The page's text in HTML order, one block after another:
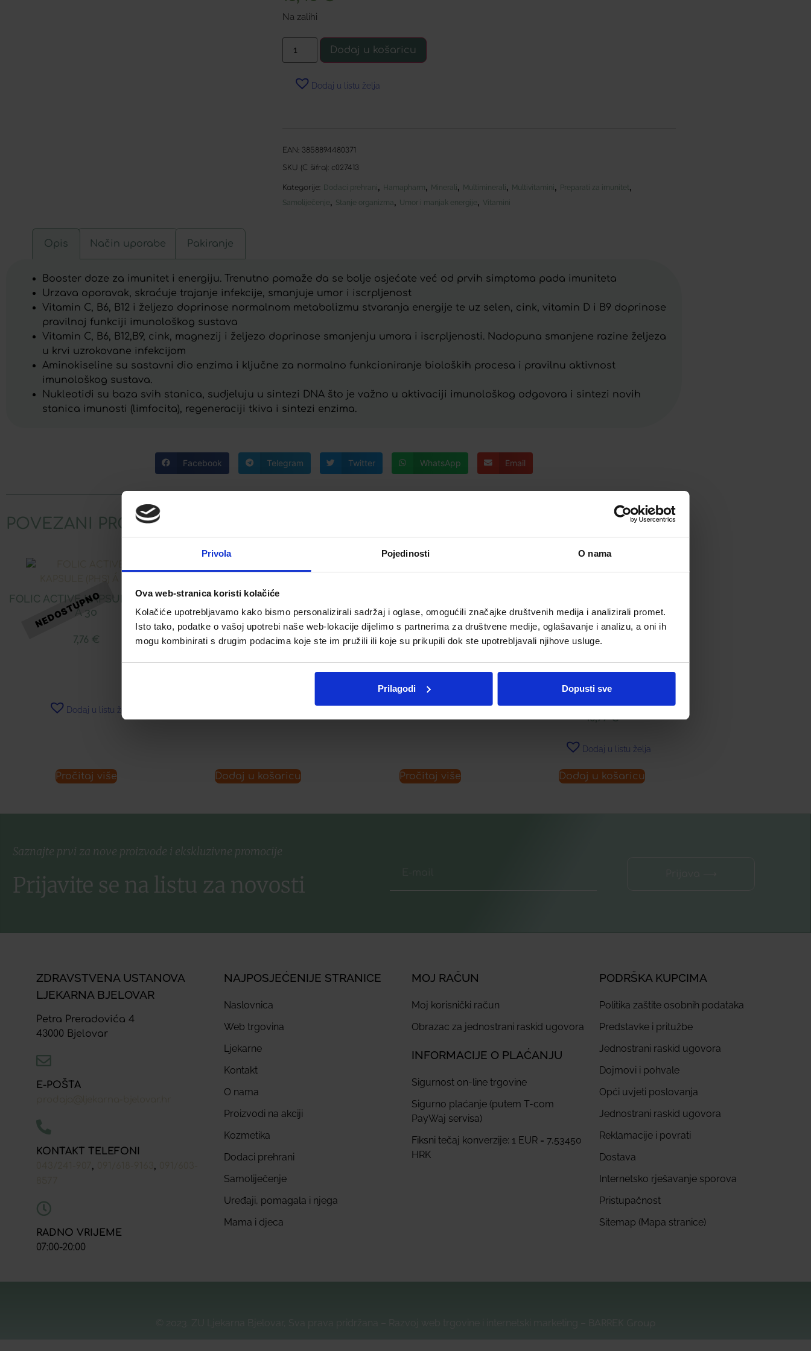
Privola Pojedinosti O nama
Ova web-stranica koristi kolačiće
Kolačiće upotrebljavamo kako bismo personalizirali sadržaj i oglase, omogućili značajke društvenih medija i analizirali promet.
Isto tako, podatke o vašoj upotrebi naše web-lokacije dijelimo s partnerima za društvene medije, oglašavanje i analizu, a oni ih
mogu kombinirati s drugim podacima koje ste im pružili ili koje su prikupili dok ste upotrebljavali njihove usluge.
Prilagodi Dopusti sve
Na zalihi
Dodaj u košaricu
Dodaj u listu želja
EAN: 3858894480371
SKU (C šifra): c027413
Kategorije: Dodaci prehrani, Hamapharm, Minerali, Multiminerali, Multivitamini, Preparati za imunitet,
Samoliječenje, Stanje organizma, Umor i manjak energije, Vitamini
Opis Način uporabe Pakiranje
Booster doze za imunitet i energiju. Trenutno pomaže da se bolje osjećate već od prvih simptoma pada imuniteta
Urzava oporavak, skraćuje trajanje infekcije, smanjuje umor i iscrpljenost
Vitamin C, B6, B12 i željezo doprinose normalnom metabolizmu stvaranja energije te uz selen, cink, vitamin D i B9 doprinose
pravilnoj funkciji imunološkog sustava
Vitamin C, B6, B12,B9, cink, magnezij i željezo doprinose smanjenju umora i iscrpljenosti. Nadopuna smanjene razine željeza
u krvi uzrokovane infekcijom
Aminokiseline su sastavni dio enzima i ključne za normalno funkcioniranje bioloških procesa i pravilnu aktivnost
imunološkog sustava.
Nukleotidi su baza svih stanica, sudjeluju u sintezi DNA što je važno u aktivaciji imunološkog odgovora i sintezi novih
stanica imunosti (limfocita), regeneraciji tkiva i sintezi enzima.
Facebook Telegram Twitter WhatsApp Email
POVEZANI PROIZVODI
FOLIC ACTIVE KAPSULE (PHS)
Á 30
7,76 €
Dodaj u listu želja
Pročitaj više
BOULARDII (PHS) KAPSULE Á
10
9,30€
Dodaj u košaricu
VREĆICA Á 20
10,43€
Pročitaj više
ALPENKRAFT SIRUP Á 250 ML
16,99€
Dodaj u listu želja
Dodaj u košaricu
Saznajte prvi za nove proizvode i ekskluzivne promocije
Prijavite se na listu za novosti
ZDRAVSTVENA USTANOVA
LJEKARNA BJELOVAR
Petra Preradovića 4
43000 Bjelovar
E-POŠTA
KONTAKT TELEFONI
, ,
RADNO VRIJEME
07:00-20:00
NAJPOSJEĆENIJE STRANICE
Naslovnica
Web trgovina
Ljekarne
Kontakt
O nama
Proizvodi na akciji
Kozmetika
Dodaci prehrani
Samoliječenje
Uređaji, pomagala i njega
Mama i djeca
MOJ RAČUN
Moj korisnički račun
Obrazac za jednostrani raskid ugovora
INFORMACIJE O PLAĆANJU
Sigurnost on-line trgovine
Sigurno plaćanje (putem T-com
PayWaj servisa)
Fiksni tečaj konverzije: 1 EUR = 7,53450
HRK
PODRŠKA KUPCIMA
Politika zaštite osobnih podataka
Predstavke i pritužbe
Jednostrani raskid ugovora
Dojmovi i pohvale
Opći uvjeti poslovanja
Jednostrani raskid ugovora
Reklamacije i povrati
Dostava
Internetsko rješavanje sporova
Pristupačnost
Sitemap (Mapa stranice)